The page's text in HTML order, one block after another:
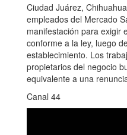
Ciudad Juárez,
empleados del Mercado
manifestación para exigir
conforme a la ley, luego
establecimiento. Los
propietarios del negocio
equivalente a una
Canal 44